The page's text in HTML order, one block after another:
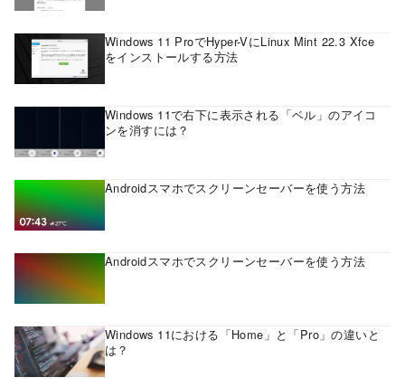
Windows 11 ProでHyper-VにLinux Mint 22.3 Xfce
をインストールする方法
Windows 11で右下に表示される「ベル」のアイコ
ンを消すには？
Androidスマホでスクリーンセーバーを使う方法
Androidスマホでスクリーンセーバーを使う方法
Windows 11における「Home」と「Pro」の違いと
は？